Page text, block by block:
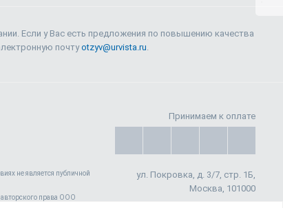
Если у Вас есть предложения по повышению качества
почтуotzyv@urvista.ru.
Принимаем к оплате
ул. Покровка, д. 3/7, стр. 1Б,
Москва, 101000
не является публичной
авторского права ООО